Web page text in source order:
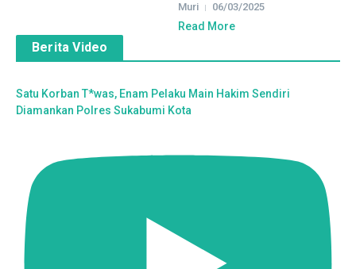
Muri 06/03/2025
Read More
Berita Video
Satu Korban T*was, Enam Pelaku Main Hakim Sendiri
Diamankan Polres Sukabumi Kota